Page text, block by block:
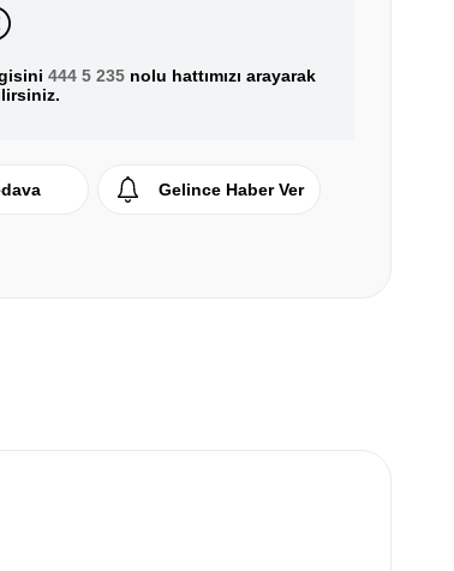
444 5 235nolu hattımızı arayarak
Gelince Haber Ver